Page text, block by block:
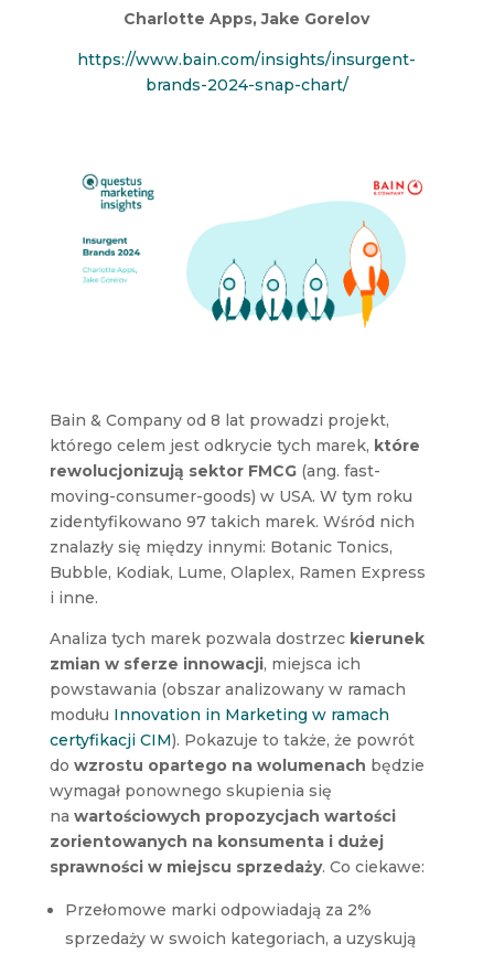
Charlotte Apps, Jake Gorelov
https://www.bain.com/insights/insurgent-
brands-2024-snap-chart/
Bain & Company od 8 lat prowadzi projekt,
którego celem jest odkrycie tych marek, które
rewolucjonizują sektor FMCG(ang. fast-
moving-consumer-goods) w USA. W tym roku
zidentyfikowano 97 takich marek. Wśród nich
znalazły się między innymi: Botanic Tonics,
Bubble, Kodiak, Lume, Olaplex, Ramen Express
i inne.
Analiza tych marek pozwala dostrzeckierunek
zmian w sferze innowacji, miejsca ich
powstawania (obszar analizowany w ramach
modułu Innovation in Marketing w ramach
certyfikacji CIM). Pokazuje to także, że powrót
do wzrostu opartego na wolumenach będzie
wymagał ponownego skupienia się
na wartościowych propozycjach wartości
zorientowanych na konsumenta i dużej
sprawności w miejscu sprzedaży. Co ciekawe:
Przełomowe marki odpowiadają za 2%
sprzedaży w swoich kategoriach, a uzyskują